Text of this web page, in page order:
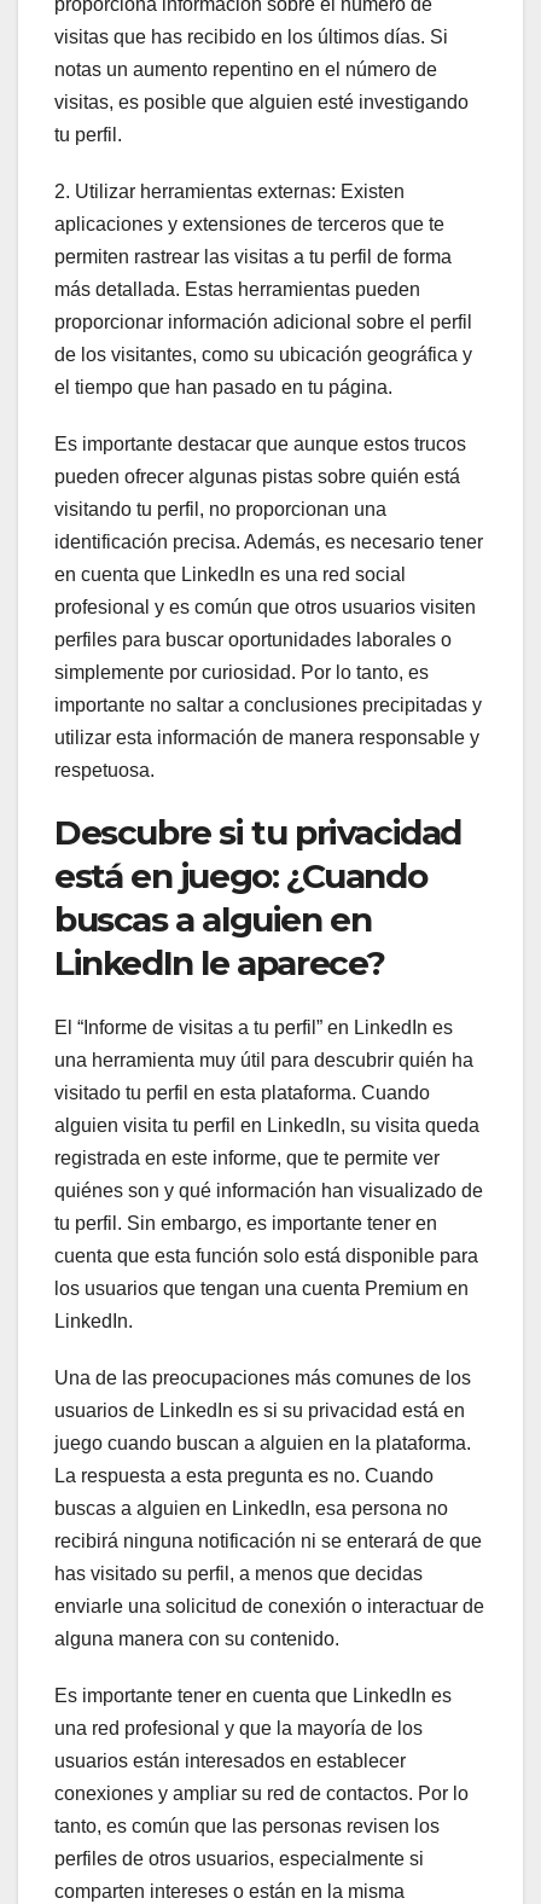
visitas que has recibido en los últimos días. Si
notas un aumento repentino en el número de
visitas, es posible que alguien esté investigando
tu perfil.
2. Utilizar herramientas externas: Existen
aplicaciones y extensiones de terceros que te
permiten rastrear las visitas a tu perfil de forma
más detallada. Estas herramientas pueden
proporcionar información adicional sobre el perfil
de los visitantes, como su ubicación geográfica y
el tiempo que han pasado en tu página.
Es importante destacar que aunque estos trucos
pueden ofrecer algunas pistas sobre quién está
visitando tu perfil, no proporcionan una
identificación precisa. Además, es necesario tener
en cuenta que LinkedIn es una red social
profesional y es común que otros usuarios visiten
perfiles para buscar oportunidades laborales o
simplemente por curiosidad. Por lo tanto, es
importante no saltar a conclusiones precipitadas y
utilizar esta información de manera responsable y
respetuosa.
Descubre si tu privacidad
está en juego: ¿Cuando
buscas a alguien en
LinkedIn le aparece?
El “Informe de visitas a tu perfil” en LinkedIn es
una herramienta muy útil para descubrir quién ha
visitado tu perfil en esta plataforma. Cuando
alguien visita tu perfil en LinkedIn, su visita queda
registrada en este informe, que te permite ver
quiénes son y qué información han visualizado de
tu perfil. Sin embargo, es importante tener en
cuenta que esta función solo está disponible para
los usuarios que tengan una cuenta Premium en
LinkedIn.
Una de las preocupaciones más comunes de los
usuarios de LinkedIn es si su privacidad está en
juego cuando buscan a alguien en la plataforma.
La respuesta a esta pregunta es no. Cuando
buscas a alguien en LinkedIn, esa persona no
recibirá ninguna notificación ni se enterará de que
has visitado su perfil, a menos que decidas
enviarle una solicitud de conexión o interactuar de
alguna manera con su contenido.
Es importante tener en cuenta que LinkedIn es
una red profesional y que la mayoría de los
usuarios están interesados en establecer
conexiones y ampliar su red de contactos. Por lo
tanto, es común que las personas revisen los
perfiles de otros usuarios, especialmente si
comparten intereses o están en la misma